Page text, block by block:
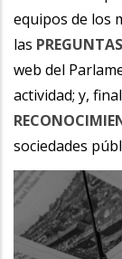
equipos de los
las
web del
actividad; y,
sociedades